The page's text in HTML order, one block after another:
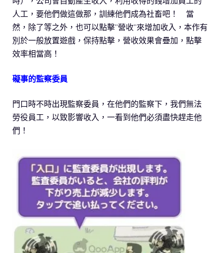
人工，要他們做這做那，訓練他們成為社畜吧！ 當
然，除了等之外，也可以點擊”營收”來增加收入，本作有
別於一般放置遊戲，保持點擊，營收效果會疊加，點擊
效率相當高！
礙事的監察委員
門口時不時出現監察委員，在他們的監察下，我們無法
勞役員工，以致影響收入，一看到他們必須盡快趕走他
們！